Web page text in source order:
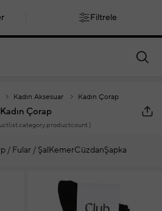
smartbanner.popup.buttontext
Kadın Aksesuar Kadın Çorap
Kadın Çorap
)
/ Fular / ŞalKemerCüzdanŞapka
Filtrele